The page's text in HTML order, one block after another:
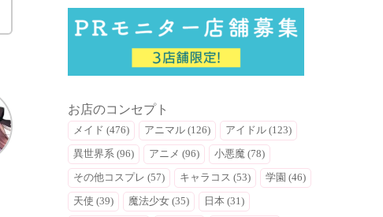
お店のコンセプト
メイド (476) アニマル (126) アイドル (123)
異世界系 (96) アニメ (96) 小悪魔 (78)
その他コスプレ (57) キャラコス (53) 学園 (46)
天使 (39) 魔法少女 (35) 日本 (31)